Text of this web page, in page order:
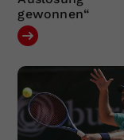
gewonnen“